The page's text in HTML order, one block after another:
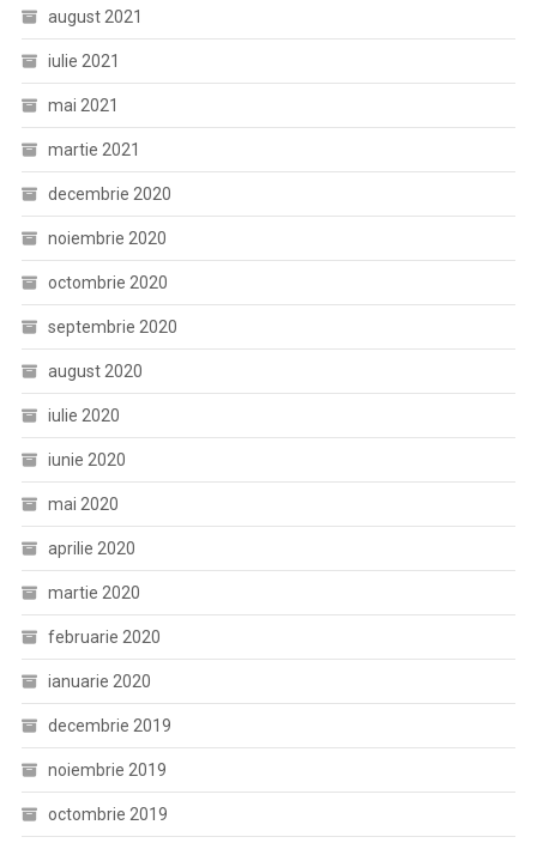
august 2021
iulie 2021
mai 2021
martie 2021
decembrie 2020
noiembrie 2020
octombrie 2020
septembrie 2020
august 2020
iulie 2020
iunie 2020
mai 2020
aprilie 2020
martie 2020
februarie 2020
ianuarie 2020
decembrie 2019
noiembrie 2019
octombrie 2019